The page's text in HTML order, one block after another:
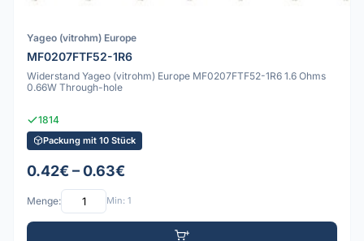
Yageo (vitrohm) Europe
MF0207FTF52-1R6
Widerstand Yageo (vitrohm) Europe MF0207FTF52-1R6 1.6 Ohms
0.66W Through-hole
1814
Packung mit 10 Stück
0.42€ – 0.63€
Menge: Min: 1